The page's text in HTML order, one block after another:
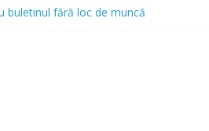
buletinul fără loc de muncă
Negativ